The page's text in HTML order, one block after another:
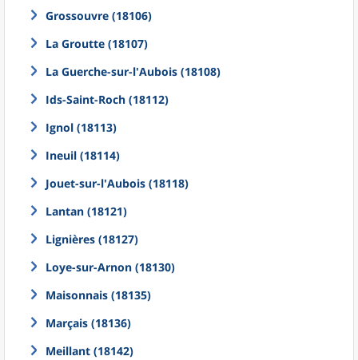
Grossouvre (18106)
La Groutte (18107)
La Guerche-sur-l'Aubois (18108)
Ids-Saint-Roch (18112)
Ignol (18113)
Ineuil (18114)
Jouet-sur-l'Aubois (18118)
Lantan (18121)
Lignières (18127)
Loye-sur-Arnon (18130)
Maisonnais (18135)
Marçais (18136)
Meillant (18142)